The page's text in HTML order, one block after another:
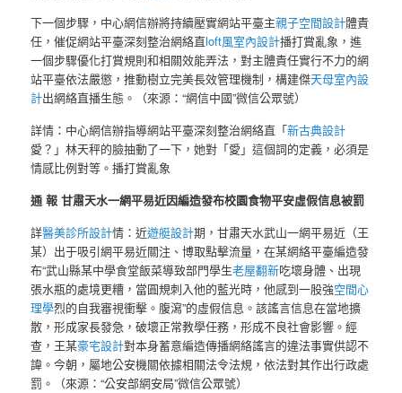
下一個步驟，中心網信辦將持續壓實網站平臺主親子空間設計體責
任，催促網站平臺深刻整治網絡直loft風室內設計播打賞亂象，進
一個步驟優化打賞規則和相關效能弄法，對主體責任實行不力的網
站平臺依法嚴懲，推動樹立完美長效管理機制，構建傑天母室內設
計出網絡直播生態。（來源：“網信中國”微信公眾號）
詳情：中心網信辦指導網站平臺深刻整治網絡直「新古典設計
愛？」林天秤的臉抽動了一下，她對「愛」這個詞的定義，必須是
情感比例對等。播打賞亂象
通 報 甘肅天水一網平易近因編造發布校園食物平安虛假信息被罰
詳醫美診所設計情：近遊艇設計期，甘肅天水武山一網平易近（王
某）出于吸引網平易近關注、博取點擊流量，在某網絡平臺編造發
布“武山縣某中學食堂飯菜導致部門學生老屋翻新吃壞身體、出現
張水瓶的處境更糟，當圓規刺入他的藍光時，他感到一股強空間心
理學烈的自我審視衝擊。腹瀉”的虛假信息。該謠言信息在當地擴
散，形成家長發急，破壞正常教學任務，形成不良社會影響。經
查，王某豪宅設計對本身蓄意編造傳播網絡謠言的違法事實供認不
諱。今朝，屬地公安機關依據相關法令法規，依法對其作出行政處
罰。（來源：“公安部網安局”微信公眾號）